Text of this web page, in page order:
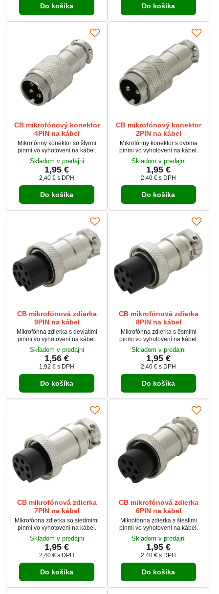
Do košíka Do košíka
CB mikrofónový konektor
4PIN na kábel
Mikrofónny konektor so štyrmi
pinmi vo vyhotovení na kábel.
Skladom v predajni
1,95 €
2,40 € s DPH
Do košíka
CB mikrofónový konektor
2PIN na kábel
Mikrofónny konektor s dvoma
pinmi vo vyhotovení na kábel.
Skladom v predajni
1,95 €
2,40 € s DPH
Do košíka
CB mikrofónová zdierka
9PIN na kábel
Mikrofónna zdierka s deviatimi
pinmi vo vyhotovení na kábel.
Skladom v predajni
1,56 €
1,92 € s DPH
Do košíka
CB mikrofónová zdierka
8PIN na kábel
Mikrofónna zdierka s ôsmimi
pinmi vo vyhotovení na kábel.
Skladom v predajni
1,95 €
2,40 € s DPH
Do košíka
CB mikrofónová zdierka
7PIN na kábel
Mikrofónna zdierka so siedmimi
pinmi vo vyhotovení na kábel.
Skladom v predajni
1,95 €
2,40 € s DPH
Do košíka
CB mikrofónová zdierka
6PIN na kábel
Mikrofónna zdierka s šiestimi
pinmi vo vyhotovení na kábel.
Skladom v predajni
1,95 €
2,40 € s DPH
Do košíka